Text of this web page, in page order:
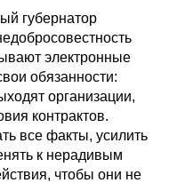
губернатор
электронные
обязанности:
организации,
контрактов.
все факты, усилить
к нерадивым
чтобы они не